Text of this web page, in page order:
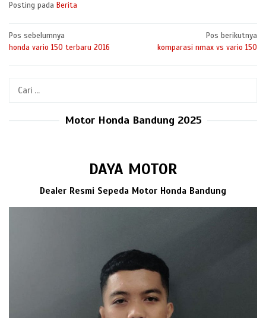
Posting pada Berita
Navigasi
pos
Pos sebelumnya
honda vario 150 terbaru 2016
Pos berikutnya
komparasi nmax vs vario 150
Cari
Motor Honda Bandung 2025
DAYA MOTOR
Dealer Resmi Sepeda Motor Honda Bandung